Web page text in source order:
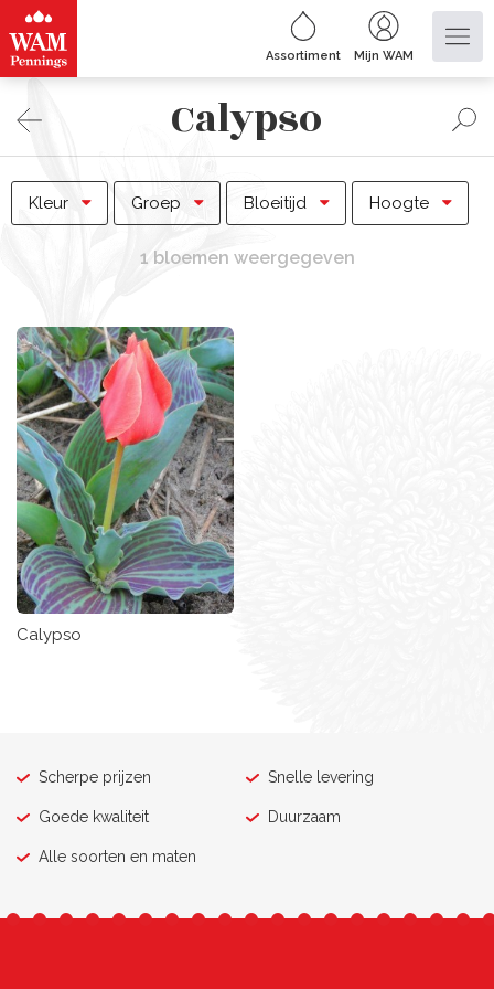
Assortiment Mijn WAM
Calypso
Kleur Groep Bloeitijd Hoogte
1 bloemen weergegeven
Calypso
Scherpe prijzen Snelle levering
Goede kwaliteit Duurzaam
Alle soorten en maten